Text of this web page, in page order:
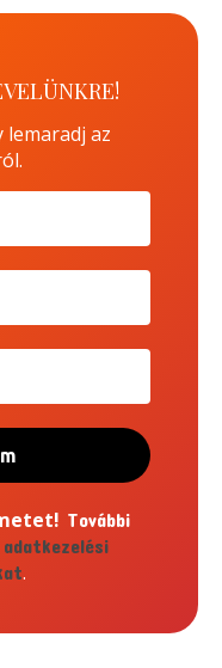
az
További
adatkezelési
.